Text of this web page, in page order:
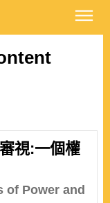
視:一個權
of Power and